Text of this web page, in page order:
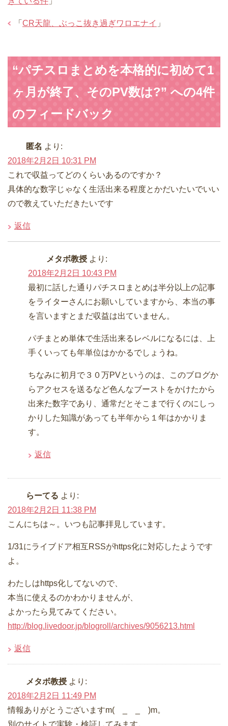
「 CR天龍、ぶっこ抜き過ぎワロエナイ 」
“パチスロまとめを本格的に初めて1
ヶ月が終了、そのPV数は?” への4件
のフィードバック
匿名 より:
2018年2月2日 10:31 PM
これで収益ってどのくらいあるのですか？
具体的な数字じゃなく生活出来る程度とかだいたいでいい
ので教えていただきたいです
返信
メタボ教授 より:
2018年2月2日 10:43 PM
最初に話した通りパチスロまとめは半分以上の記事
をライターさんにお願いしていますから、本当の事
を言いますとまだ収益は出ていません。
パチまとめ単体で生活出来るレベルになるには、上
手くいっても年単位はかかるでしょうね。
ちなみに初月で３０万PVというのは、このブログか
らアクセスを送るなど色んなブーストをかけたから
出来た数字であり、通常だとそこまで行くのにしっ
かりした知識があっても半年から１年はかかりま
す。
返信
らーてる より:
2018年2月2日 11:38 PM
こんにちは～。いつも記事拝見しています。
1/31にライブドア相互RSSがhttps化に対応したようです
よ。
わたしはhttps化してないので、
本当に使えるのかわかりませんが、
よかったら見てみてください。
http://blog.livedoor.jp/blogroll/archives/9056213.html
返信
メタボ教授 より:
2018年2月2日 11:49 PM
情報ありがとうございますm( _ _ )m。
別のサイトで実験・検証してみます。